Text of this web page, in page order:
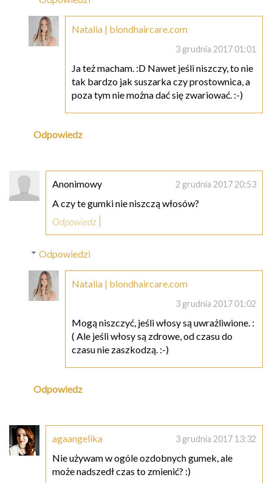
Natalia | blondhaircare.com
3 grudnia 2017 01:01
Ja też macham. :D Nawet jeśli niszczy, to nie
tak bardzo jak suszarka czy prostownica, a
poza tym nie można dać się zwariować. :-)
Odpowiedz
Anonimowy 2 grudnia 2017 20:53
A czy te gumki nie niszczą włosów?
Odpowiedz
Odpowiedzi
Natalia | blondhaircare.com
3 grudnia 2017 01:02
Mogą niszczyć, jeśli włosy są uwrażliwione. :
( Ale jeśli włosy są zdrowe, od czasu do
czasu nie zaszkodzą. :-)
Odpowiedz
agaangelika 3 grudnia 2017 13:32
Nie używam w ogóle ozdobnych gumek, ale
może nadszedł czas to zmienić? :)